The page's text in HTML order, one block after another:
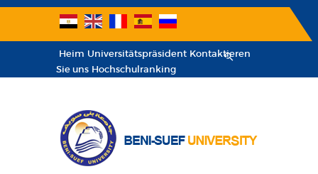
Heim Universitätspräsident Kontaktieren
Sie uns Hochschulranking